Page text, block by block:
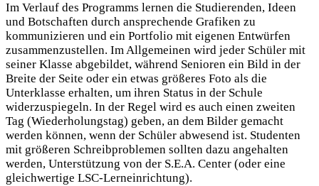
Im Verlauf des Programms lernen die Studierenden, Ideen
und Botschaften durch ansprechende Grafiken zu
kommunizieren und ein Portfolio mit eigenen Entwürfen
zusammenzustellen. Im Allgemeinen wird jeder Schüler mit
seiner Klasse abgebildet, während Senioren ein Bild in der
Breite der Seite oder ein etwas größeres Foto als die
Unterklasse erhalten, um ihren Status in der Schule
widerzuspiegeln. In der Regel wird es auch einen zweiten
Tag (Wiederholungstag) geben, an dem Bilder gemacht
werden können, wenn der Schüler abwesend ist. Studenten
mit größeren Schreibproblemen sollten dazu angehalten
werden, Unterstützung von der S.E.A. Center (oder eine
gleichwertige LSC-Lerneinrichtung).